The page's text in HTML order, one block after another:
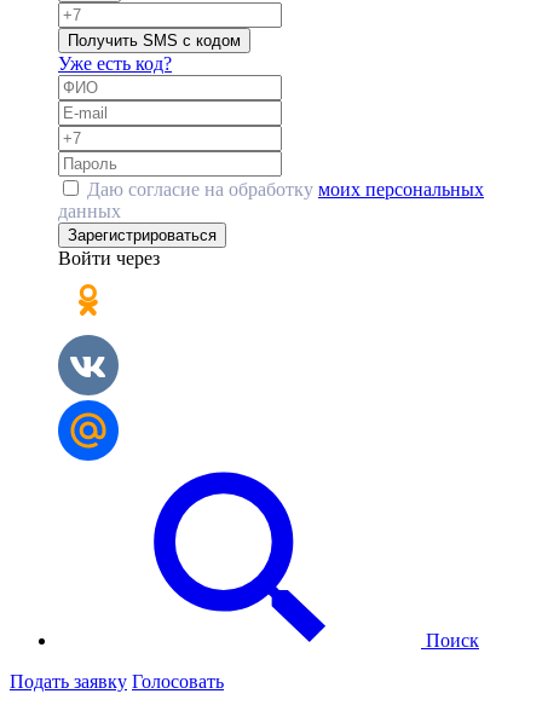
Получить SMS с кодом
Уже есть код?
Даю согласие на обработку моих персональных
данных
Зарегистрироваться
Войти через
Поиск
Подать заявку Голосовать